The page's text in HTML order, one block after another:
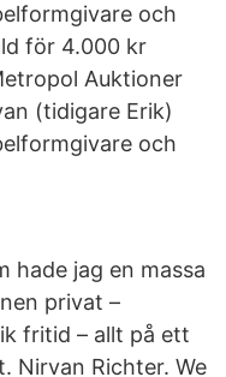
och
för 4.000 kr
Auktioner
(tidigare Erik)
och
hade jag en massa
privat –
fritid – allt på ett
Nirvan Richter. We